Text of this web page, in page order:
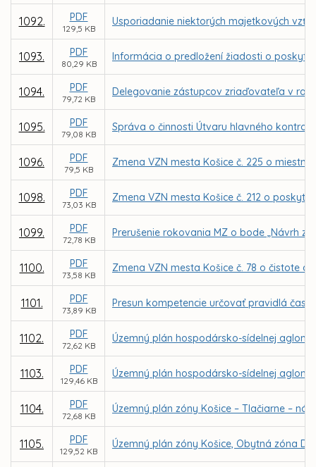
1092. PDF
129,5 KB
Usporiadanie niektorých majetkových
1093. PDF
80,29 KB
Informácia o predložení žiadosti o
1094. PDF
79,72 KB
Delegovanie zástupcov zriaďovateľa v
1095. PDF
79,08 KB
Správa o činnosti Útvaru hlavného
1096. PDF
79,5 KB
Zmena VZN mesta Košice č. 225 o
1098. PDF
73,03 KB
Zmena VZN mesta Košice č. 212 o
1099. PDF
72,78 KB
Prerušenie rokovania MZ o bode „Návrh
1100. PDF
73,58 KB
Zmena VZN mesta Košice č. 78 o čistote a
1101. PDF
73,89 KB
Presun kompetencie určovať pravidlá
1102. PDF
72,62 KB
Územný plán hospodársko-sídelnej
1103. PDF
129,46 KB
Územný plán hospodársko-sídelnej
1104. PDF
72,68 KB
Územný plán zóny Košice – Tlačiarne –
1105. PDF
129,52 KB
Územný plán zóny Košice, Obytná zóna